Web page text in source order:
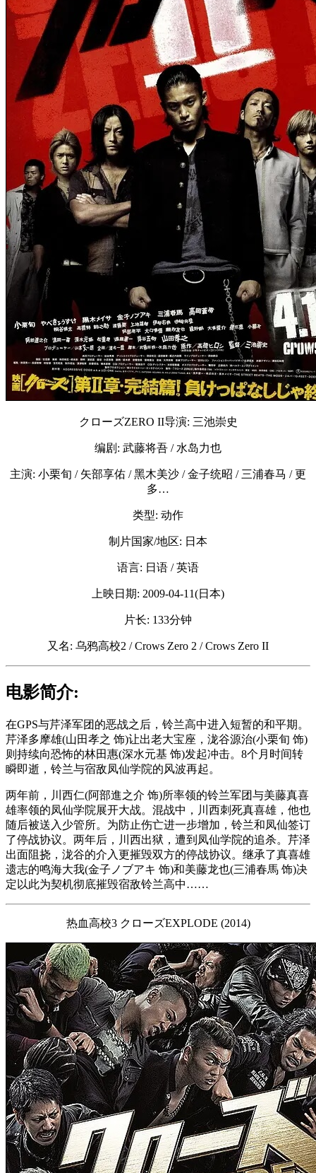
クローズZERO II导演: 三池崇史
编剧: 武藤将吾 / 水岛力也
主演: 小栗旬 / 矢部享佑 / 黑木美沙 / 金子统昭 / 三浦春马 / 更
多…
类型: 动作
制片国家/地区: 日本
语言: 日语 / 英语
上映日期: 2009-04-11(日本)
片长: 133分钟
又名: 乌鸦高校2 / Crows Zero 2 / Crows Zero II
电影简介:
在GPS与芹泽军团的恶战之后，铃兰高中进入短暂的和平期。
芹泽多摩雄(山田孝之 饰)让出老大宝座，泷谷源治(小栗旬 饰)
则持续向恐怖的林田惠(深水元基 饰)发起冲击。8个月时间转
瞬即逝，铃兰与宿敌凤仙学院的风波再起。
两年前，川西仁(阿部進之介 饰)所率领的铃兰军团与美藤真喜
雄率领的凤仙学院展开大战。混战中，川西刺死真喜雄，他也
随后被送入少管所。为防止伤亡进一步增加，铃兰和凤仙签订
了停战协议。两年后，川西出狱，遭到凤仙学院的追杀。芹泽
出面阻挠，泷谷的介入更摧毁双方的停战协议。继承了真喜雄
遗志的鸣海大我(金子ノブアキ 饰)和美藤龙也(三浦春馬 饰)决
定以此为契机彻底摧毁宿敌铃兰高中……
热血高校3 クローズEXPLODE (2014)